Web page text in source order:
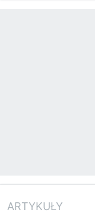
ARTYKUŁY